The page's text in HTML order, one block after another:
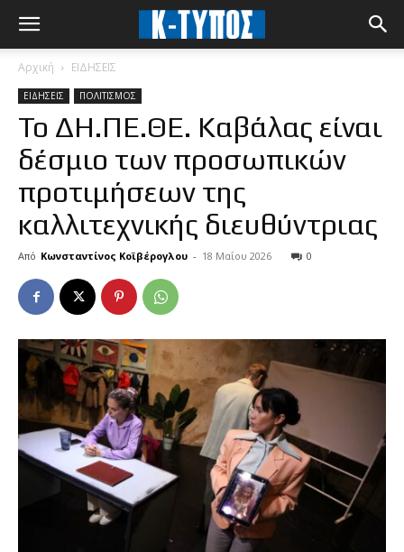
Αρχική ΕΙΔΗΣΕΙΣ
ΕΙΔΗΣΕΙΣ ΠΟΛΙΤΙΣΜΟΣ
Το ΔΗ.ΠΕ.ΘΕ. Καβάλας είναι
δέσμιο των προσωπικών
προτιμήσεων της
καλλιτεχνικής διευθύντριας
Από Κωνσταντίνος Κοϊβέρογλου - 18 Μαΐου 2026 0